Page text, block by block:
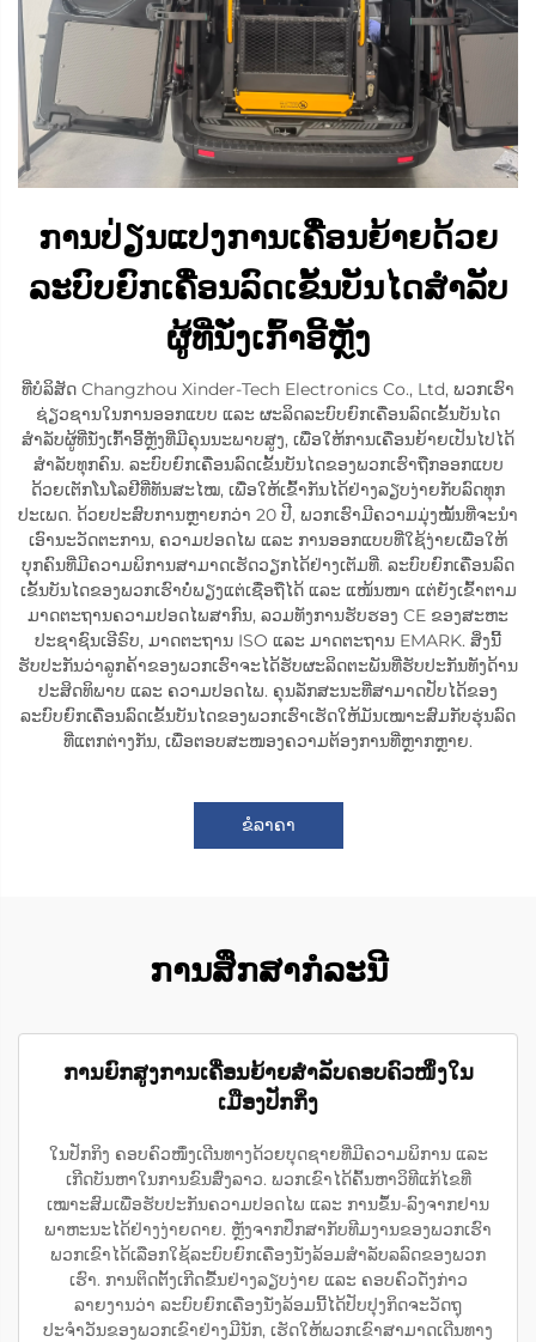
ການປ່ຽນແປງການເຄື່ອນຍ້າຍດ້ວຍ
ລະບົບຍົກເຄື່ອນລົດເຂັ້ນບັນໄດສຳລັບ
ຜູ້ທີ່ນັ່ງເກົ້າອີ້ຫຼັງ
ທີ່ບໍລິສັດ Changzhou Xinder-Tech Electronics Co., Ltd, ພວກເຮົາ
ຊ່ຽວຊານໃນການອອກແບບ ແລະ ຜະລິດລະບົບຍົກເຄື່ອນລົດເຂັ້ນບັນໄດ
ສຳລັບຜູ້ທີ່ນັ່ງເກົ້າອີ້ຫຼັງທີ່ມີຄຸນນະພາບສູງ, ເພື່ອໃຫ້ການເຄື່ອນຍ້າຍເປັນໄປໄດ້
ສຳລັບທຸກຄົນ. ລະບົບຍົກເຄື່ອນລົດເຂັ້ນບັນໄດຂອງພວກເຮົາຖືກອອກແບບ
ດ້ວຍເຕັກໂນໂລຢີທີ່ທັນສະໄໝ, ເພື່ອໃຫ້ເຂົ້າກັນໄດ້ຢ່າງລຽບງ່າຍກັບລົດທຸກ
ປະເພດ. ດ້ວຍປະສົບການຫຼາຍກວ່າ 20 ປີ, ພວກເຮົາມີຄວາມມຸ່ງໝັ້ນທີ່ຈະນຳ
ເອົານະວັດຕະການ, ຄວາມປອດໄພ ແລະ ການອອກແບບທີ່ໃຊ້ງ່າຍເພື່ອໃຫ້
ບຸກຄົນທີ່ມີຄວາມພິການສາມາດເຮັດວຽກໄດ້ຢ່າງເຕັມທີ່. ລະບົບຍົກເຄື່ອນລົດ
ເຂັ້ນບັນໄດຂອງພວກເຮົາບໍ່ພຽງແຕ່ເຊື່ອຖືໄດ້ ແລະ ແໜ້ນໜາ ແຕ່ຍັງເຂົ້າຕາມ
ມາດຕະຖານຄວາມປອດໄພສາກົນ, ລວມທັງການຮັບຮອງ CE ຂອງສະຫະ
ປະຊາຊົນເອີຣົບ, ມາດຕະຖານ ISO ແລະ ມາດຕະຖານ EMARK. ສິ່ງນີ້
ຮັບປະກັນວ່າລູກຄ້າຂອງພວກເຮົາຈະໄດ້ຮັບຜະລິດຕະພັນທີ່ຮັບປະກັນທັງດ້ານ
ປະສິດທິພາບ ແລະ ຄວາມປອດໄພ. ຄຸນລັກສະນະທີ່ສາມາດປັບໄດ້ຂອງ
ລະບົບຍົກເຄື່ອນລົດເຂັ້ນບັນໄດຂອງພວກເຮົາເຮັດໃຫ້ມັນເໝາະສົມກັບຮຸ່ນລົດ
ທີ່ແຕກຕ່າງກັນ, ເພື່ອຕອບສະໜອງຄວາມຕ້ອງການທີ່ຫຼາກຫຼາຍ.
ຂໍລາຄາ
ການສຶກສາກໍລະນີ
ການຍົກສູງການເຄື່ອນຍ້າຍສຳລັບຄອບຄົວໜຶ່ງໃນ
ເມືອງປັກກິ່ງ
ໃນປັກກິງ ຄອບຄົວໜຶ່ງເດີນທາງດ້ວຍບຸດຊາຍທີ່ມີຄວາມພິການ ແລະ
ເກີດບັນຫາໃນການຂົນສົ່ງລາວ. ພວກເຂົາໄດ້ຄົ້ນຫາວິທີແກ້ໄຂທີ່
ເໝາະສົມເພື່ອຮັບປະກັນຄວາມປອດໄພ ແລະ ການຂຶ້ນ-ລົງຈາກຢານ
ພາຫະນະໄດ້ຢ່າງງ່າຍດາຍ. ຫຼັງຈາກປຶກສາກັບທີມງານຂອງພວກເຮົາ
ພວກເຂົາໄດ້ເລືອກໃຊ້ລະບົບຍົກເຄື່ອງນັ່ງລ້ອມສຳລັບລລົດຂອງພວກ
ເຮົາ. ການຕິດຕັ້ງເກີດຂື້ນຢ່າງລຽບງ່າຍ ແລະ ຄອບຄົວດັ່ງກ່າວ
ລາຍງານວ່າ ລະບົບຍົກເຄື່ອງນັ່ງລ້ອມນີ້ໄດ້ປັບປຸງກິດຈະວັດຖຸ
ປະຈຳວັນຂອງພວກເຂົາຢ່າງມີນັກ, ເຮັດໃຫ້ພວກເຂົາສາມາດເດີນທາງ